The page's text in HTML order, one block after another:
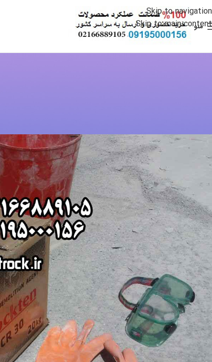
Skip to navigation
Skip to main content
منو